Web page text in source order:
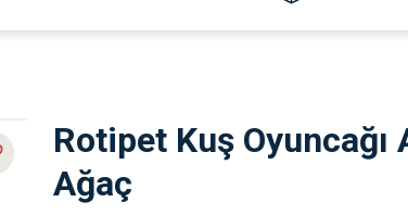
Rotipet Kuş
Ağaç